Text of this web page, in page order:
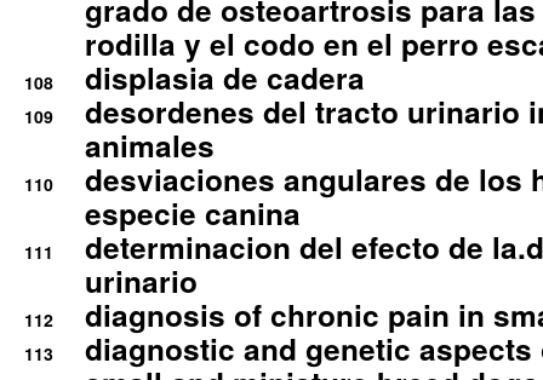
grado de osteoartrosis para
rodilla y el codo en el perro
108 displasia de cadera
109
desordenes del tracto urinario
animales
110
desviaciones angulares de los
especie canina
111
determinacion del efecto de
urinario
112 diagnosis of chronic pain in
113
diagnostic and genetic